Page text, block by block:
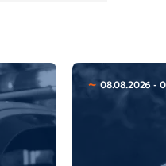
08.08.2026 -